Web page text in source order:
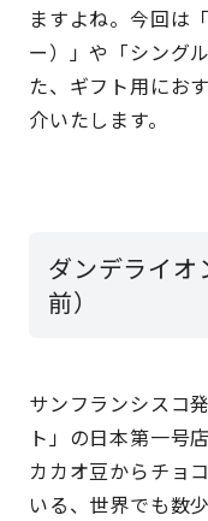
ますよね。今回は
ー）」や「シング
た、ギフト用にお
介いたします。
ダンデライ
前）
サンフランシスコ
ト」の日本第一号
カカオ豆からチョ
いる、世界でも数